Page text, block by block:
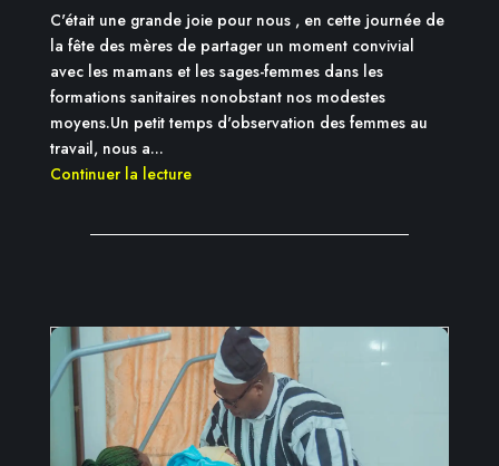
C'était une grande joie pour nous , en cette journée de
la fête des mères de partager un moment convivial
avec les mamans et les sages-femmes dans les
formations sanitaires nonobstant nos modestes
moyens.Un petit temps d'observation des femmes au
travail, nous a...
Continuer la lecture